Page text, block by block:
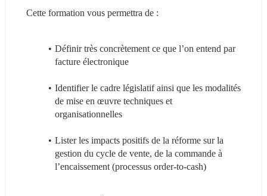
Cette formation vous permettra de :
Définir très concrètement ce que l’on entend par
facture électronique
Identifier le cadre législatif ainsi que les modalités
de mise en œuvre techniques et
organisationnelles
Lister les impacts positifs de la réforme sur la
gestion du cycle de vente, de la commande à
l’encaissement (processus order-to-cash)